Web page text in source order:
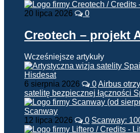
20 lipca 2026 0
Creotech – projekt
Wcześniejsze artykuły
6 sierpnia 2026 0Airbus
satelitę bezpiecznej łączności
12 lipca 2026 0 Scanway: